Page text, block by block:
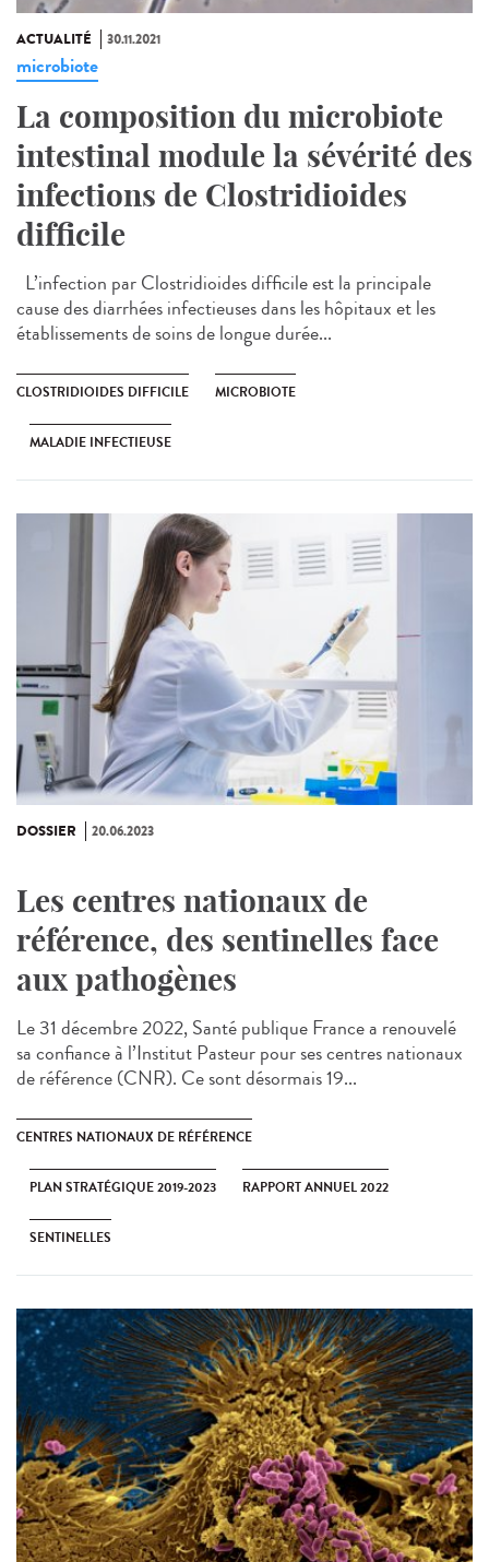
ACTUALITÉ 30.11.2021
microbiote
La composition du microbiote
intestinal module la sévérité des
infections de Clostridioides
difficile
L’infection par Clostridioides difficile est la principale
cause des diarrhées infectieuses dans les hôpitaux et les
établissements de soins de longue durée...
CLOSTRIDIOIDES DIFFICILE MICROBIOTE
MALADIE INFECTIEUSE
DOSSIER 20.06.2023
Les centres nationaux de
référence, des sentinelles face
aux pathogènes
Le 31 décembre 2022, Santé publique France a renouvelé
sa confiance à l’Institut Pasteur pour ses centres nationaux
de référence (CNR). Ce sont désormais 19...
CENTRES NATIONAUX DE RÉFÉRENCE
PLAN STRATÉGIQUE 2019-2023 RAPPORT ANNUEL 2022
SENTINELLES